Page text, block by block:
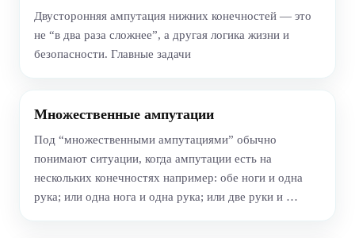
Двусторонняя ампутация нижних конечностей — это
не “в два раза сложнее”, а другая логика жизни и
безопасности. Главные задачи
Множественные ампутации
Под “множественными ампутациями” обычно
понимают ситуации, когда ампутации есть на
нескольких конечностях например: обе ноги и одна
рука; или одна нога и одна рука; или две руки и …